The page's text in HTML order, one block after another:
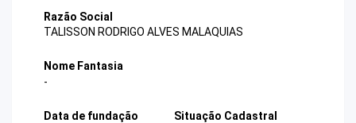
Razão Social
TALISSON RODRIGO ALVES MALAQUIAS
Nome Fantasia
-
Data de fundação
Situação Cadastral